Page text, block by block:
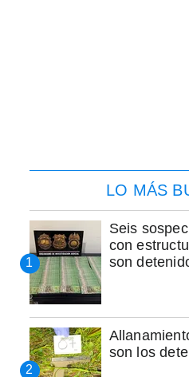
LO MÁS
Seis
con
son
son los